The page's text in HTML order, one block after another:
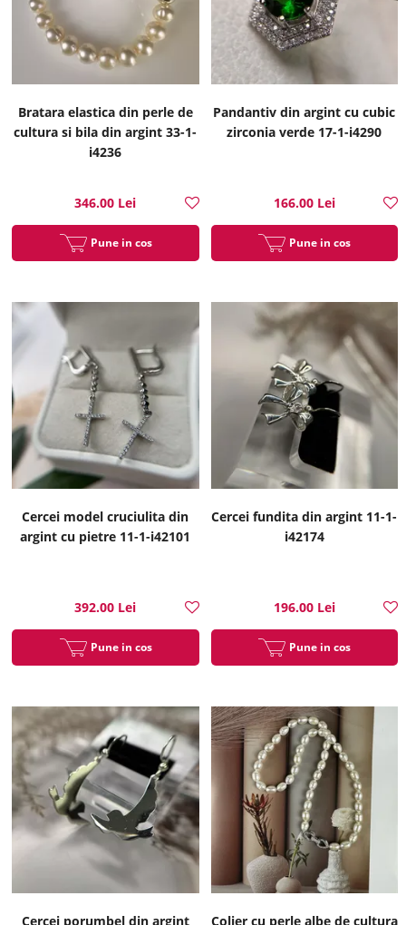
Bratara elastica din perle de
cultura si bila din argint 33-1-
i4236
346.00 Lei
Pune in cos
Pandantiv din argint cu cubic
zirconia verde 17-1-i4290
166.00 Lei
Pune in cos
Cercei model cruciulita din
argint cu pietre 11-1-i42101
392.00 Lei
Pune in cos
Cercei fundita din argint 11-1-
i42174
196.00 Lei
Pune in cos
Cercei porumbel din argint Colier cu perle albe de cultura